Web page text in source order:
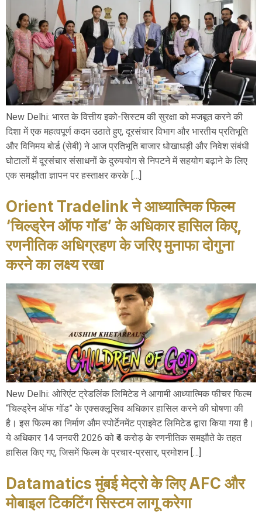
New Delhi: भारत के वित्तीय इको-सिस्टम की सुरक्षा को मजबूत करने की
दिशा में एक महत्वपूर्ण कदम उठाते हुए, दूरसंचार विभाग और भारतीय प्रतिभूति
और विनिमय बोर्ड (सेबी) ने आज प्रतिभूति बाजार धोखाधड़ी और निवेश संबंधी
घोटालों में दूरसंचार संसाधनों के दुरुपयोग से निपटने में सहयोग बढ़ाने के लिए
एक समझौता ज्ञापन पर हस्ताक्षर करके […]
Orient Tradelink ने आध्यात्मिक फिल्म
‘चिल्ड्रेन ऑफ गॉड’ के अधिकार हासिल किए,
रणनीतिक अधिग्रहण के जरिए मुनाफा दोगुना
करने का लक्ष्य रखा
New Delhi: ओरिएंट ट्रेडलिंक लिमिटेड ने आगामी आध्यात्मिक फीचर फिल्म
“चिल्ड्रेन ऑफ गॉड” के एक्सक्लूसिव अधिकार हासिल करने की घोषणा की
है। इस फिल्म का निर्माण औम स्पोर्टेनमेंट प्राइवेट लिमिटेड द्वारा किया गया है।
ये अधिकार 14 जनवरी 2026 को ₹4 करोड़ के रणनीतिक समझौते के तहत
हासिल किए गए, जिसमें फिल्म के प्रचार-प्रसार, प्रमोशन […]
Datamatics मुंबई मेट्रो के लिए AFC और
मोबाइल टिकटिंग सिस्टम लागू करेगा